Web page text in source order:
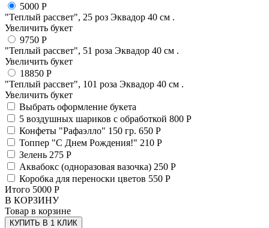
5000 Р
"Теплый рассвет", 25 роз Эквадор 40 см .
Увеличить букет
9750 Р
"Теплый рассвет", 51 роза Эквадор 40 см .
Увеличить букет
18850 Р
"Теплый рассвет", 101 роза Эквадор 40 см .
Увеличить букет
Выбрать оформление букета
5 воздушных шариков с обработкой 800 Р
Конфеты "Рафаэлло" 150 гр. 650 Р
Топпер "С Днем Рождения!" 210 Р
Зелень 275 Р
Аквабокс (одноразовая вазочка) 250 Р
Коробка для переноски цветов 550 Р
Итого 5000 Р
В КОРЗИНУ
Товар в корзине
КУПИТЬ В 1 КЛИК